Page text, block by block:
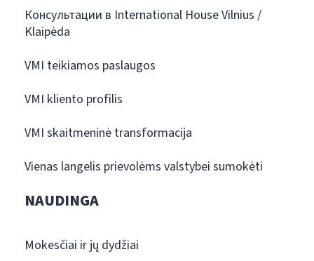
Консультации в International House Vilnius /
Klaipėda
VMI teikiamos paslaugos
VMI kliento profilis
VMI skaitmeninė transformacija
Vienas langelis prievolėms valstybei sumokėti
NAUDINGA
Mokesčiai ir jų dydžiai